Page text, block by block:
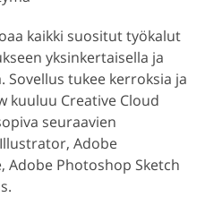
kaikki suositut työkalut
yksinkertaisella ja
tukee kerroksia ja
kuuluu Creative Cloud
seuraavien
Adobe
Adobe Photoshop Sketch